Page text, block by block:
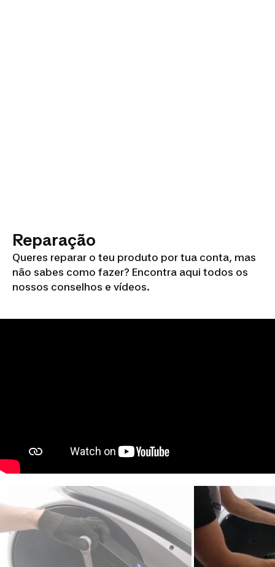
Reparação
Queres reparar o teu produto por tua conta, mas
não sabes como fazer? Encontra aqui todos os
nossos conselhos e vídeos.